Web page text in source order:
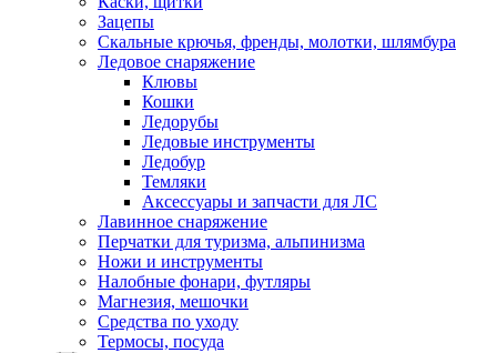
Зацепы
Скальные крючья, френды, молотки, шлямбура
Ледовое снаряжение
Клювы
Кошки
Ледорубы
Ледовые инструменты
Ледобур
Темляки
Аксессуары и запчасти для ЛС
Лавинное снаряжение
Перчатки для туризма, альпинизма
Ножи и инструменты
Налобные фонари, футляры
Магнезия, мешочки
Средства по уходу
Термосы, посуда